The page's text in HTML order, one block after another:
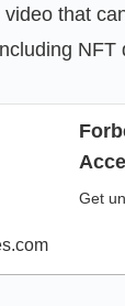
that
NFT
Get